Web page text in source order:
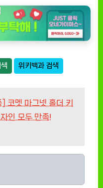
위키백과 검색
코멧 마그넷 홀더 키
인 모두 만족!